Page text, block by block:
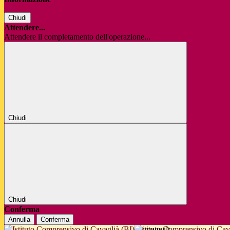
Chiudi
Attendere...
Attendere il completamento dell'operazione...
Chiudi
Chiudi
Conferma
Annulla Conferma